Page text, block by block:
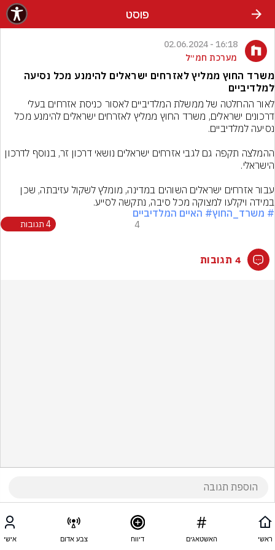
פוסט
16:18 - 02.06.2024
מערכת חמ״ל
משרד החוץ ממליץ לאזרחים ישראלים להימנע מכל נסיעה
למלדיביים
דרכונים ישראלים, משרד החוץ ממליץ לאזרחים ישראלים להימנע מכל
במידה ויקלעו למצוקה מכל סיבה, נתקשה לסייע.
# משרד_החוץ# האיים המלדיביים
4 4 תגובות
4 תגובות
ראשי האשטאגים דיווח צבע אדום אישי